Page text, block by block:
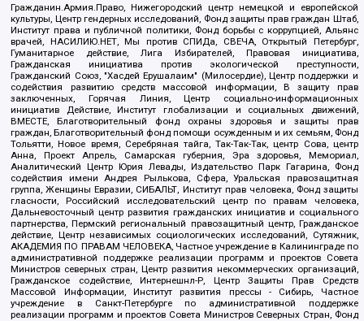
Гражданин.Армия.Право, Нижегородский центр немецкой и европейской
культуры, Центр гендерных исследований, Фонд защиты прав граждан Штаб,
Институт права и публичной политики, Фонд борьбы с коррупцией, Альянс
врачей, НАСИЛИЮ.НЕТ, Мы против СПИДа, СВЕЧА, Открытый Петербург,
Гуманитарное действие, Лига Избирателей, Правовая инициатива,
Гражданская инициатива против экологической преступности,
Гражданский Союз, "Хасдей Ерушалаим" (Милосердие), Центр поддержки и
содействия развитию средств массовой информации, В защиту прав
заключенных, Горячая Линия, Центр социально-информационных
инициатив Действие, Институт глобализации и социальных движений,
ВМЕСТЕ, Благотворительный фонд охраны здоровья и защиты прав
граждан, Благотворительный фонд помощи осужденным и их семьям, Фонд
Тольятти, Новое время, Серебряная тайга, Так-Так-Так, центр Сова, центр
Анна, Проект Апрель, Самарская губерния, Эра здоровья, Мемориал,
Аналитический Центр Юрия Левады, Издательство Парк Гагарина, Фонд
содействия имени Андрея Рылькова, Сфера, Уральская правозащитная
группа, Женщины Евразии, СИБАЛЬТ, Институт прав человека, Фонд защиты
гласности, Российский исследовательский центр по правам человека,
Дальневосточный центр развития гражданских инициатив и социального
партнерства, Пермский региональный правозащитный центр, Гражданское
действие, Центр независимых социологических исследований, Сутяжник,
АКАДЕМИЯ ПО ПРАВАМ ЧЕЛОВЕКА, Частное учреждение в Калининграде по
административной поддержке реализации программ и проектов Совета
Министров северных стран, Центр развития некоммерческих организаций,
Гражданское содействие, Интернешнл-Р, Центр Защиты Прав Средств
Массовой Информации, Институт развития прессы - Сибирь, Частное
учреждение в Санкт-Петербурге по административной поддержке
реализации программ и проектов Совета Министров Северных Стран, Фонд